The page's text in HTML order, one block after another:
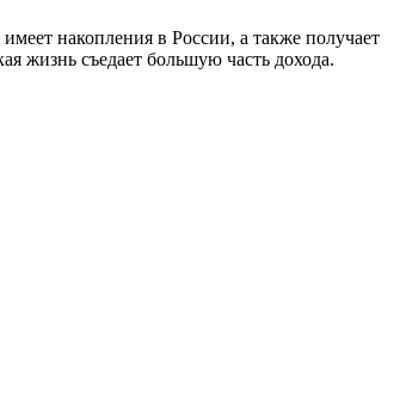
накопления в России, а также получает
жизнь съедает большую часть дохода.